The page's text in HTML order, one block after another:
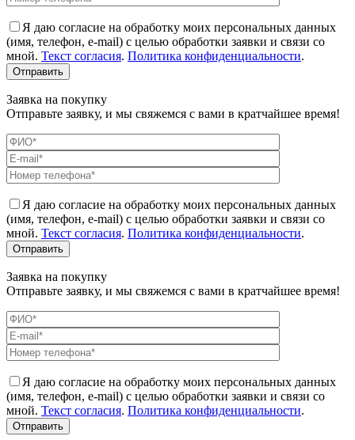
Я даю согласие на обработку моих персональных данных
(имя, телефон, e-mail) с целью обработки заявки и связи со
мной. Текст согласия. Политика конфиденциальности.
Заявка на покупку
Отправьте заявку, и мы свяжемся с вами в кратчайшее время!
Я даю согласие на обработку моих персональных данных
(имя, телефон, e-mail) с целью обработки заявки и связи со
мной. Текст согласия. Политика конфиденциальности.
Заявка на покупку
Отправьте заявку, и мы свяжемся с вами в кратчайшее время!
Я даю согласие на обработку моих персональных данных
(имя, телефон, e-mail) с целью обработки заявки и связи со
мной. Текст согласия. Политика конфиденциальности.